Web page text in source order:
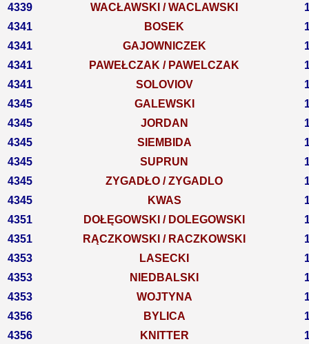
4339
WACŁAWSKI / WACLAWSKI
4341
BOSEK
4341
GAJOWNICZEK
4341
PAWEŁCZAK / PAWELCZAK
4341
SOLOVIOV
4345
GALEWSKI
4345
JORDAN
4345
SIEMBIDA
4345
SUPRUN
4345
ZYGADŁO / ZYGADLO
4345
KWAS
4351
DOŁĘGOWSKI / DOLEGOWSKI
4351
RĄCZKOWSKI / RACZKOWSKI
4353
LASECKI
4353
NIEDBALSKI
4353
WOJTYNA
4356
BYLICA
4356
KNITTER